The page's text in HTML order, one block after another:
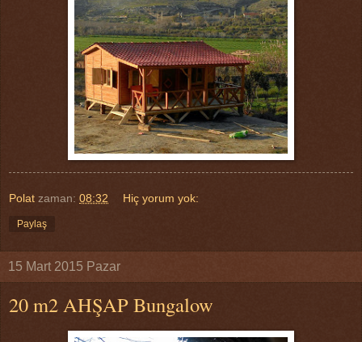
Polat zaman: 08:32 Hiç yorum yok:
Paylaş
15 Mart 2015 Pazar
20 m2 AHŞAP Bungalow